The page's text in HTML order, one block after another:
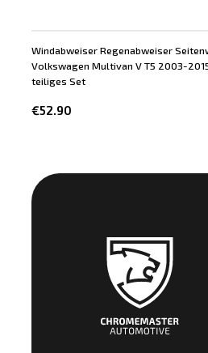
Windabweiser Regenabweiser
Volkswagen Multivan V T5 2003-
teiliges Set
€52.90